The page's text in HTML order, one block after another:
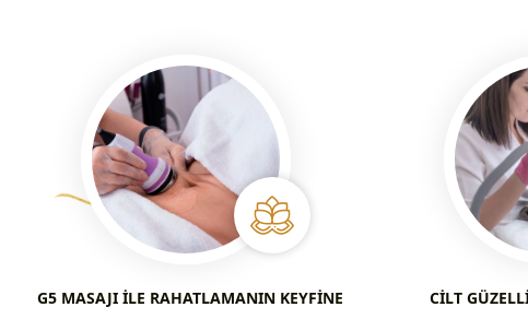
G5 MASAJI ILE RAHATLAMANIN KEYFINE
CILT